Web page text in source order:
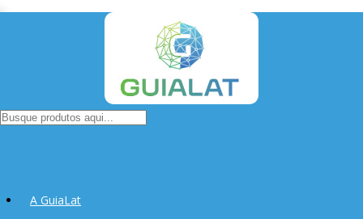
A GuiaLat